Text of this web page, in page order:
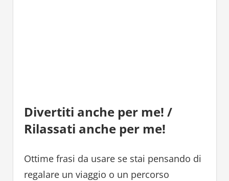
Divertiti anche per me! /
Rilassati anche per me!
Ottime frasi da usare se stai pensando di
regalare un viaggio o un percorso